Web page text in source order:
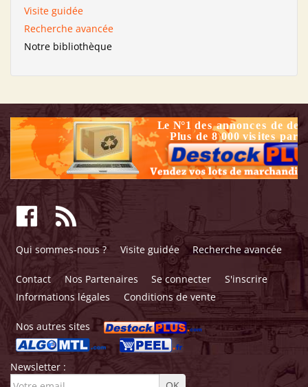
Visite guidée
Recherche avancée
Notre bibliothèque
Qui sommes-nous ? Visite guidée Recherche avancée
Contact Nos Partenaires Se connecter
S'inscrire
Informations légales
Conditions de vente
Nos autres sites
Newsletter :